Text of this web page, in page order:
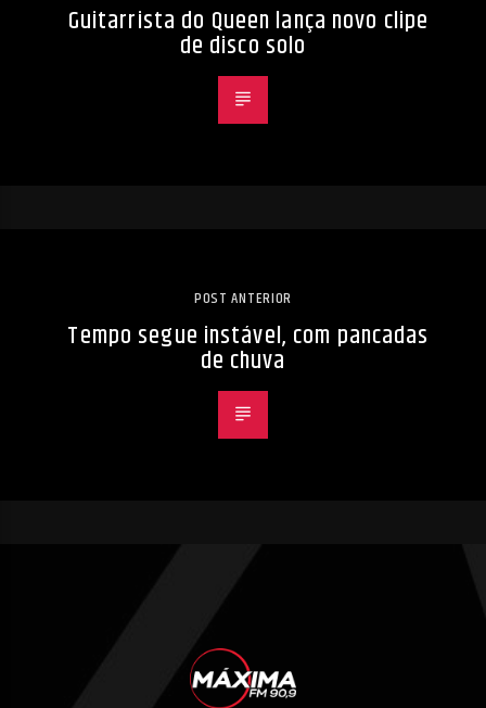
Guitarrista do Queen lança novo clipe
de disco solo
POST ANTERIOR
Tempo segue instável, com pancadas
de chuva